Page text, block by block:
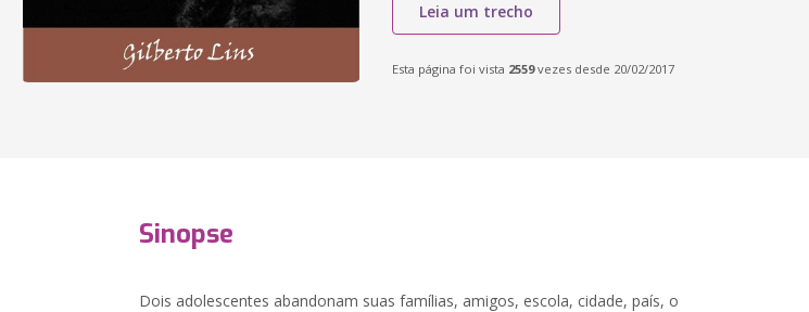
Leia um trecho
Esta página foi vista 2559vezes desde 20/02/2017
Sinopse
Dois adolescentes abandonam suas famílias, amigos, escola, cidade, país, o